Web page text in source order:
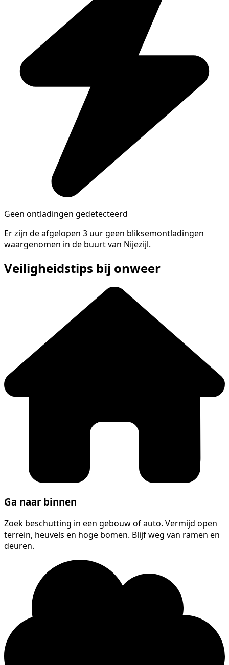
Geen ontladingen gedetecteerd
Er zijn de afgelopen 3 uur geen bliksemontladingen
waargenomen in de buurt van Nijezijl.
Veiligheidstips bij onweer
Ga naar binnen
Zoek beschutting in een gebouw of auto. Vermijd open
terrein, heuvels en hoge bomen. Blijf weg van ramen en
deuren.